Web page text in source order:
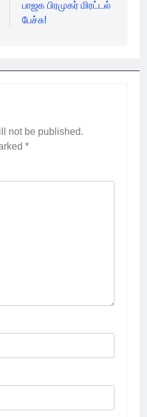
பாஜக பிரமுகர் மிரட்டல்
பேச்சு!
not be published.
*